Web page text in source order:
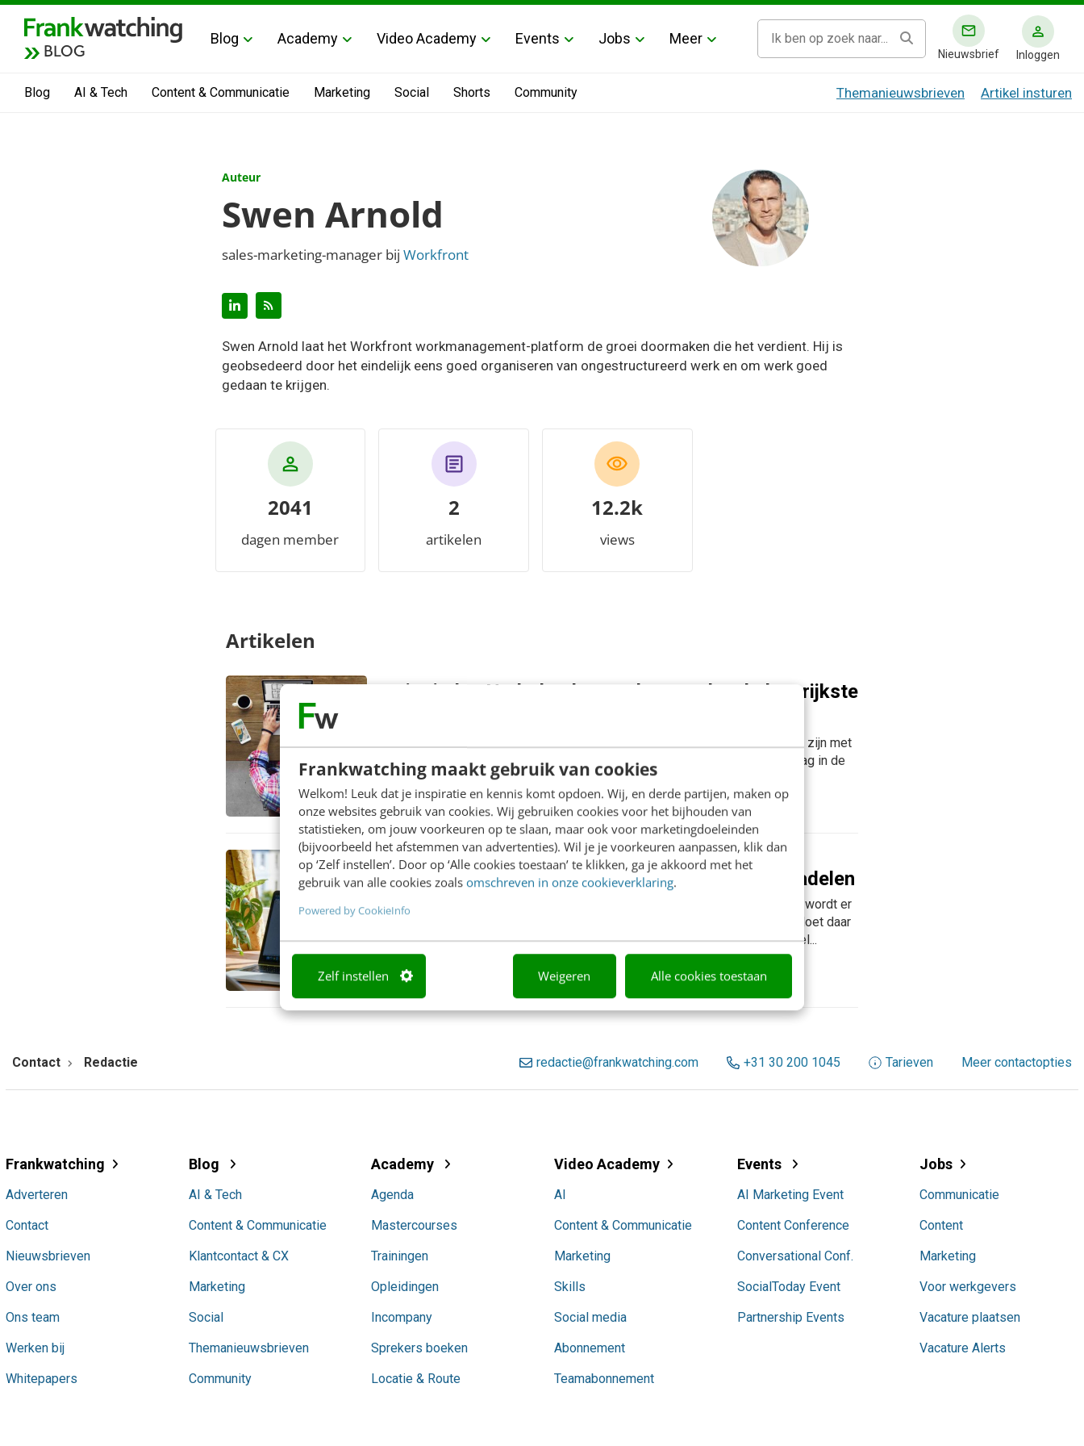
Frankwatching maakt gebruik van cookies
Welkom! Leuk dat je inspiratie en kennis komt opdoen. Wij, en derde partijen, maken op
onze websites gebruik van cookies. Wij gebruiken cookies voor het bijhouden van
statistieken, om jouw voorkeuren op te slaan, maar ook voor marketingdoeleinden
(bijvoorbeeld het afstemmen van advertenties). Wil je je voorkeuren aanpassen, klik dan
op ‘Zelf instellen’. Door op ‘Alle cookies toestaan’ te klikken, ga je akkoord met het
gebruik van alle cookies zoals omschreven in onze cookieverklaring.
Powered by CookieInfo
Zelf instellen Weigeren Alle cookies toestaan
BLOG
Blog Academy Video Academy Events Jobs Meer
Nieuwsbrief Inloggen
Blog AI & Tech Content & Communicatie Marketing Social Shorts Community Themanieuwsbrieven Artikel insturen
Auteur
Swen Arnold
sales-marketing-manager bij Workfront
Swen Arnold laat het Workfront workmanagement-platform de groei doormaken die het verdient. Hij is
geobsedeerd door het eindelijk eens goed organiseren van ongestructureerd werk en om werk goed
gedaan te krijgen.
2041
dagen member
2
artikelen
13.4k
views
Artikelen
Dit vinden Nederlandse marketeers hun belangrijkste
Nederlandse marketeers blijken nogal doenerig te zijn en weinig bezig te zijn met
creativiteit. Daarnaast leggen we amper de nadruk op het creëren van vraag in de
markt. De prioriteiten bij internationale collega’s uit de...
MENS & WERK 20 april 2021 Swen Arnold
Thuiswerken: de harde voordelen vs 'zachte' nadelen
Over leiderschap zijn boekenplanken vol geschreven. De afgelopen jaren wordt er
steeds meer thuis en vanaf flexibele kantoorplekken gewerkt. Het virus doet daar
een paar schepjes bovenop, maar scheidt de bokken van de schapen: veel...
MARKETING
Contact Redactie redactie@frankwatching.com +31 30 200 1045 Tarieven Meer contactopties
Frankwatching
Adverteren
Contact
Nieuwsbrieven
Over ons
Ons team
Werken bij
Whitepapers
Blog
AI & Tech
Content & Communicatie
Klantcontact & CX
Marketing
Social
Themanieuwsbrieven
Community
Academy
Agenda
Mastercourses
Trainingen
Opleidingen
Incompany
Sprekers boeken
Locatie & Route
Video Academy
AI
Content & Communicatie
Marketing
Skills
Social media
Abonnement
Teamabonnement
Events
AI Marketing Event
Content Conference
Conversational Conf.
SocialToday Event
Partnership Events
Jobs
Communicatie
Content
Marketing
Voor werkgevers
Vacature plaatsen
Vacature Alerts